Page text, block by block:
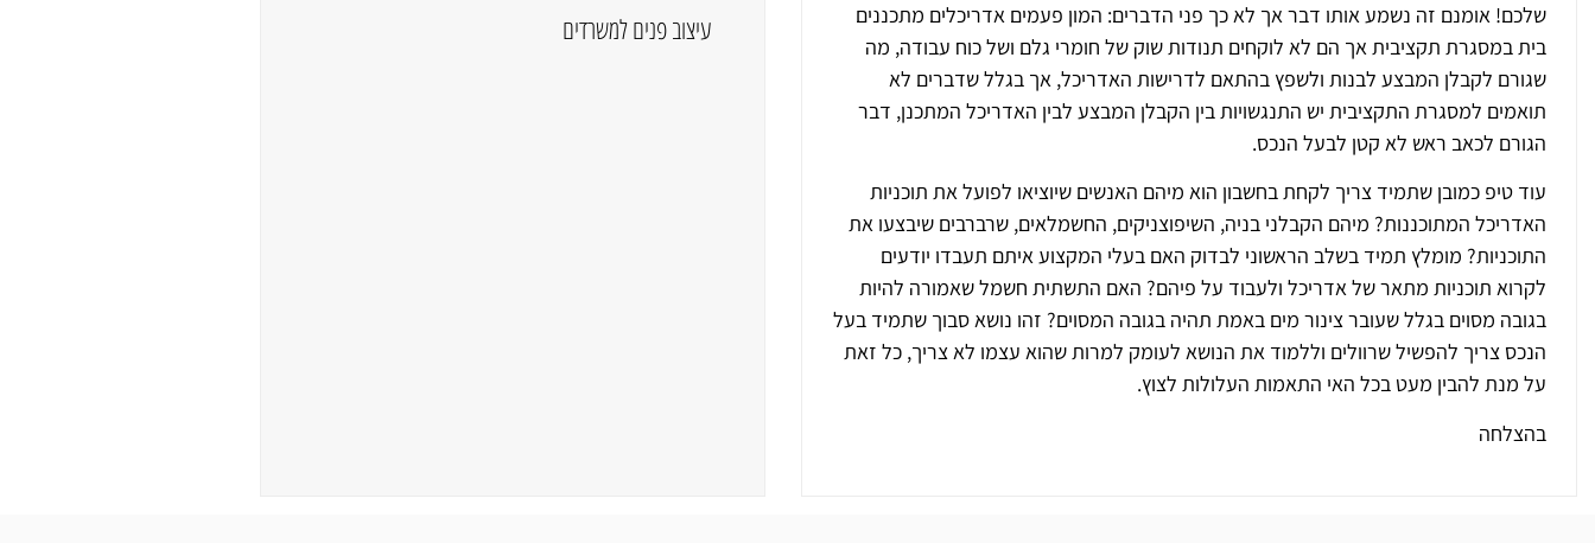
שלכם! אומנם זה נשמע אותו דבר אך לא כך פני הדברים: המון פעמים אדריכלים מתכננים
בית במסגרת תקציבית אך הם לא לוקחים תנודות שוק של חומרי גלם ושל כוח עבודה, מה
שגורם לקבלן המבצע לבנות ולשפץ בהתאם לדרישות האדריכל, אך בגלל שדברים לא
תואמים למסגרת התקציבית יש התנגשויות בין הקבלן המבצע לבין האדריכל המתכנן, דבר
הגורם לכאב ראש לא קטן לבעל הנכס.
עוד טיפ כמובן שתמיד צריך לקחת בחשבון הוא מיהם האנשים שיוציאו לפועל את תוכניות
האדריכל המתוכננות? מיהם הקבלני בניה, השיפוצניקים, החשמלאים, שרברבים שיבצעו את
התוכניות? מומלץ תמיד בשלב הראשוני לבדוק האם בעלי המקצוע איתם תעבדו יודעים
לקרוא תוכניות מתאר של אדריכל ולעבוד על פיהם? האם התשתית חשמל שאמורה להיות
בגובה מסוים בגלל שעובר צינור מים באמת תהיה בגובה המסוים? זהו נושא סבוך שתמיד בעל
הנכס צריך להפשיל שרוולים וללמוד את הנושא לעומק למרות שהוא עצמו לא צריך, כל זאת
על מנת להבין מעט בכל האי התאמות העלולות לצוץ.
בהצלחה
עיצוב פנים למשרדים